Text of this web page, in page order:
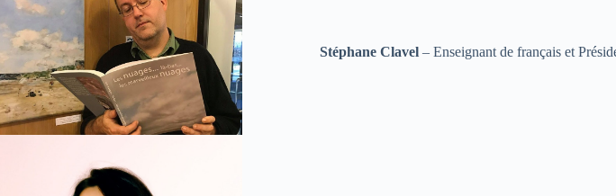
Stéphane Clavel– Enseignant de français et